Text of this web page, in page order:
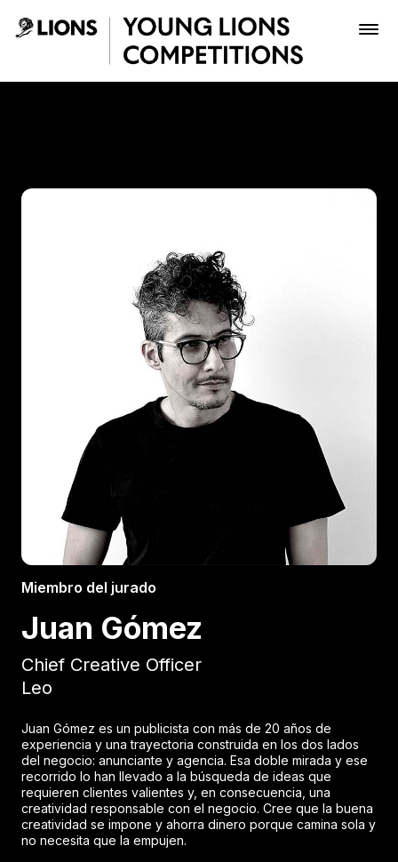
Saltar al contenido principal
Inscribir
Boletería
Miembro del jurado
Juan Gómez
Chief Creative Officer
Leo
Juan Gómez es un publicista con más de 20 años de
experiencia y una trayectoria construida en los dos lados
del negocio: anunciante y agencia. Esa doble mirada y ese
recorrido lo han llevado a la búsqueda de ideas que
requieren clientes valientes y, en consecuencia, una
creatividad responsable con el negocio. Cree que la buena
creatividad se impone y ahorra dinero porque camina sola y
no necesita que la empujen.